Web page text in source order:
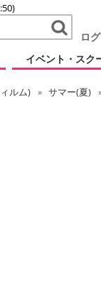
ロ
イベント・スク
ルム) サマー(夏)